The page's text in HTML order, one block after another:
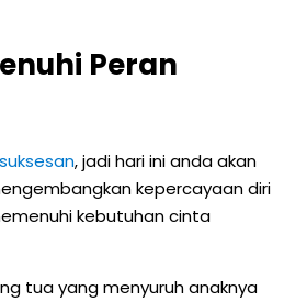
Peran
, jadi hari ini anda akan
kepercayaan diri
kebutuhan cinta
tua yang menyuruh anaknya